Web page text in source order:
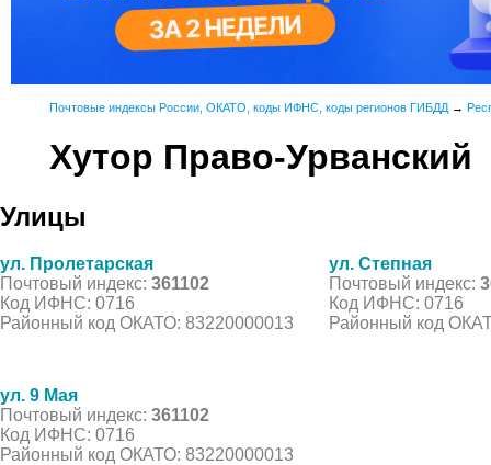
Почтовые индексы России, ОКАТО, коды ИФНС, коды регионов ГИБДД →
Хутор Право-Урванский
Улицы
ул. Пролетарская
Почтовый индекс: 361102
Код ИФНС: 0716
Районный код ОКАТО: 83220000013
ул. Степная
Почтовый индекс:
Код ИФНС: 0716
Районный код
ул. 9 Мая
Почтовый индекс: 361102
Код ИФНС: 0716
Районный код ОКАТО: 83220000013